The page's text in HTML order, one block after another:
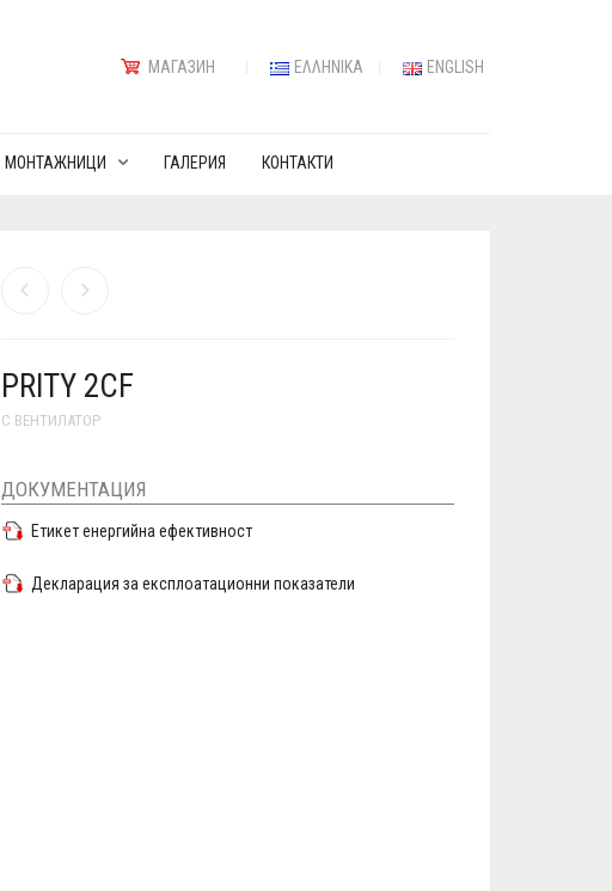
МАГАЗИН ΕΛΛΗΝΙΚΆ ENGLISH
МОНТАЖНИЦИ ГАЛЕРИЯ КОНТАКТИ
PRITY 2CF
С ВЕНТИЛАТОР
ДОКУМЕНТАЦИЯ
Етикет енергийна ефективност
Декларация за експлоатационни показатели